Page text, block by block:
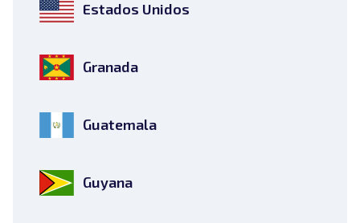
Estados Unidos
Granada
Guatemala
Guyana